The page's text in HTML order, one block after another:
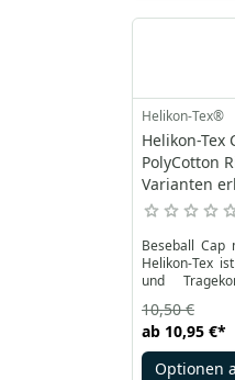
Helikon-Tex®
Helikon-Tex
PolyCotton
Varianten
Beseball Cap
Helikon-Tex
und
nimmt die
aus
Farbtönen und
ab 10,95 €*
10,50 €
Optionen